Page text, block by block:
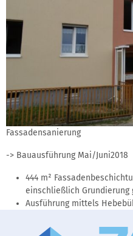
Fassadensanierung
-> Bauausführung Mai/Juni2018
444 m²
einschließlich Grundierung
Ausführung mittels